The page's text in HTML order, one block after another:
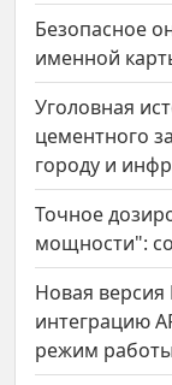
Безопасное
именной
Уголовная
цементного
городу и
Точное
мощности":
Новая
интеграцию
режим работы